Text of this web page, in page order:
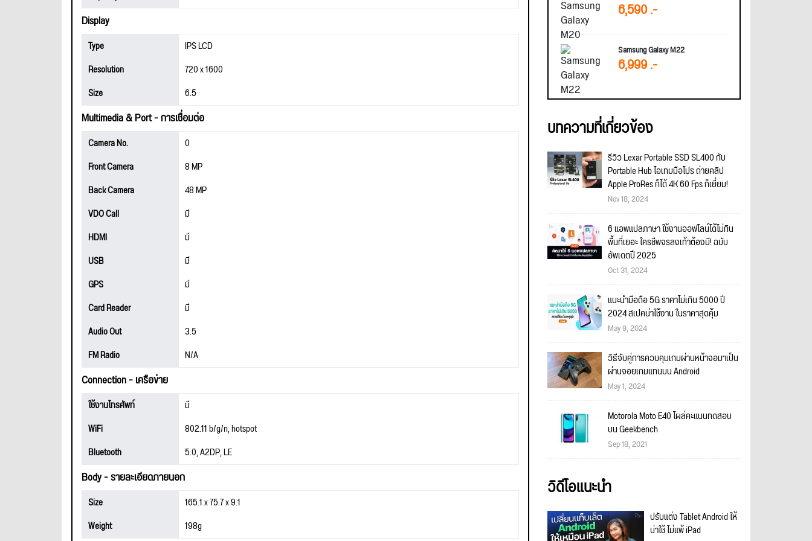
Display
Type
IPS LCD
Resolution
720 x 1600
Size
6.5
Multimedia & Port - การเชื่อมต่อ
Camera No.
0
Front Camera
8 MP
Back Camera
48 MP
VDO Call
มี
HDMI
มี
USB
มี
GPS
มี
Card Reader
มี
Audio Out
3.5
FM Radio
N/A
Connection - เครือข่าย
ใช้งานโทรศัพท์
มี
WiFi
802.11 b/g/n, hotspot
Bluetooth
5.0, A2DP, LE
Body - รายละเอียดภายนอก
Size
165.1 x 75.7 x 9.1
Weight
198g
6,590 .-
Samsung Galaxy M22
6,999 .-
บทความที่เกี่ยวข้อง
รีวิว Lexar Portable SSD SL400 กับ
Portable Hub ไอเทมมือโปร ถ่ายคลิป
Apple ProRes ก็ได้ 4K 60 Fps ก็เยี่ยม!
Nov 18, 2024
6 แอพแปลภาษา ใช้งานออฟไลน์ได้ไม่กิน
พื้นที่เยอะ ใครชีพจรลงเท้าต้องมี! ฉบับ
อัพเดตปี 2025
Oct 31, 2024
แนะนำมือถือ 5G ราคาไม่เกิน 5000 ปี
2024 สเปคน่าใช้งาน ในราคาสุดคุ้ม
May 9, 2024
วิธีจับคู่การควบคุมเกมผ่านหน้าจอมาเป็น
ผ่านจอยเกมแทนบน Android
May 1, 2024
Motorola Moto E40 โผล่คะแนนทดสอบ
บน Geekbench
Sep 18, 2021
วิดีโอแนะนำ
ปรับแต่ง Tablet Android ให้
น่าใช้ ไม่แพ้ iPad